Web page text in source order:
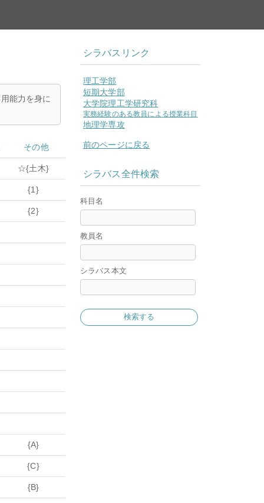
能力を身に
その他
☆{土木}
{1}
{2}
{A}
{C}
{B}
シラバスリンク
理工学部
短期大学部
大学院理工学研究科
実務経験のある教員による授業科目
地理学専攻
前のページに戻る
シラバス全件検索
科目名
教員名
シラバス本文
検索する